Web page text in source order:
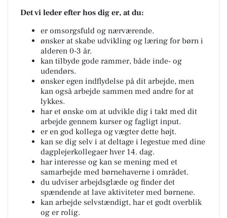
Det vi leder efter hos dig er, at du:
er omsorgsfuld og nærværende.
ønsker at skabe udvikling og læring for børn i
alderen 0-3 år.
kan tilbyde gode rammer, både inde- og
udendørs.
ønsker egen indflydelse på dit arbejde, men
kan også arbejde sammen med andre for at
lykkes.
har et ønske om at udvikle dig i takt med dit
arbejde gennem kurser og fagligt input.
er en god kollega og vægter dette højt.
kan se dig selv i at deltage i legestue med dine
dagplejerkollegaer hver 14. dag.
har interesse og kan se mening med et
samarbejde med børnehaverne i området.
du udviser arbejdsglæde og finder det
spændende at lave aktiviteter med børnene.
kan arbejde selvstændigt, har et godt overblik
og er rolig.